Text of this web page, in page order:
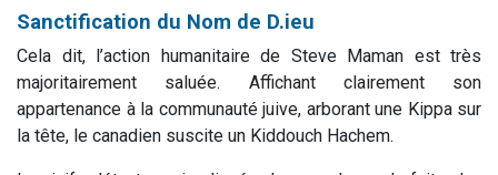
Sanctification du Nom de D.ieu
Cela dit, l’action humanitaire de Steve Maman est très
majoritairement saluée. Affichant clairement son
appartenance à la communauté juive, arborant une Kippa sur
la tête, le canadien suscite un Kiddouch Hachem.